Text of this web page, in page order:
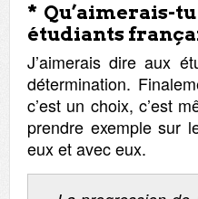
* Qu’aimerais-
étudiants
J’aimerais dire aux
détermination.
c’est un choix, c’est
prendre exemple sur
eux et avec eux.